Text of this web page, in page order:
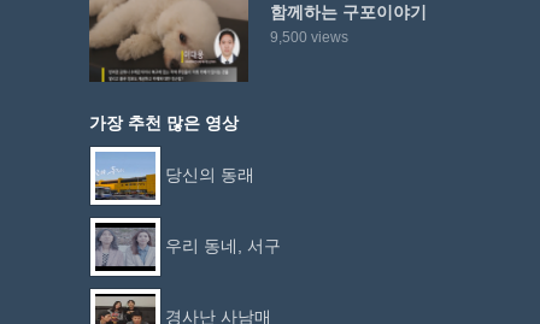
함께하는 구포이야기
9,500 views
가장 추천 많은 영상
당신의 동래
우리 동네, 서구
경사난 사남매